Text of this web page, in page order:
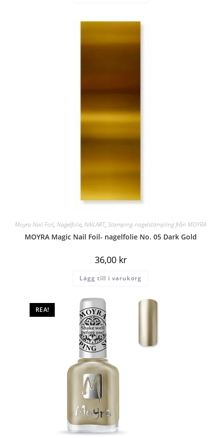
Moyra Nail Foil, Nagelfolie, NAILART, Stamping-nagelstämpling från MOYRA
MOYRA Magic Nail Foil- nagelfolie No. 05 Dark Gold
36,00 kr
Lägg till i varukorg
REA!